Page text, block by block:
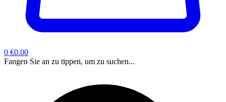
0 €0.00
Fangen Sie an zu tippen, um zu suchen...